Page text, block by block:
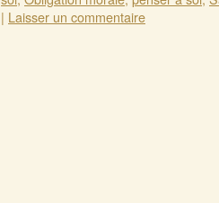
| Laisser un commentaire